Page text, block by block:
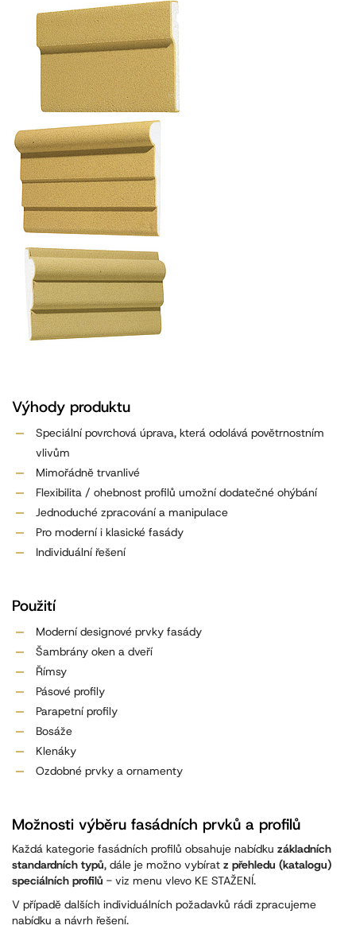
Výhody produktu
Speciální povrchová úprava, která odolává povětrnostním
vlivům
Mimořádně trvanlivé
Flexibilita / ohebnost profilů umožní dodatečné ohýbání
Jednoduché zpracování a manipulace
Pro moderní i klasické fasády
Individuální řešení
Použití
Moderní designové prvky fasády
Šambrány oken a dveří
Římsy
Pásové profily
Parapetní profily
Bosáže
Klenáky
Ozdobné prvky a ornamenty
Možnosti výběru fasádních prvků a profilů
Každá kategorie fasádních profilů obsahuje nabídku základních
standardních typů, dále je možno vybírat z přehledu (katalogu)
speciálních profilů - viz menu vlevo KE STAŽENÍ.
V případě dalších individuálních požadavků rádi zpracujeme
nabídku a návrh řešení.